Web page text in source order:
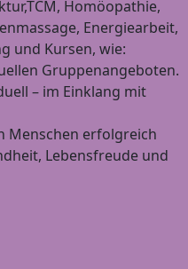
Homöopathie,
Energiearbeit,
und Kursen, wie:
Gruppenangeboten.
– im Einklang mit
Menschen erfolgreich
Lebensfreude und